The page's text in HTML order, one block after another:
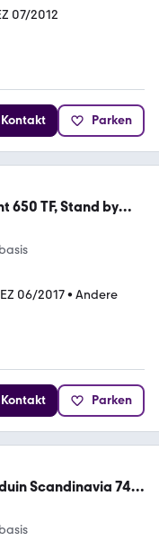
07/2012
Kontakt Parken
650 TF, Stand by
EZ 06/2017• Andere
Kontakt Parken
Scandinavia 740